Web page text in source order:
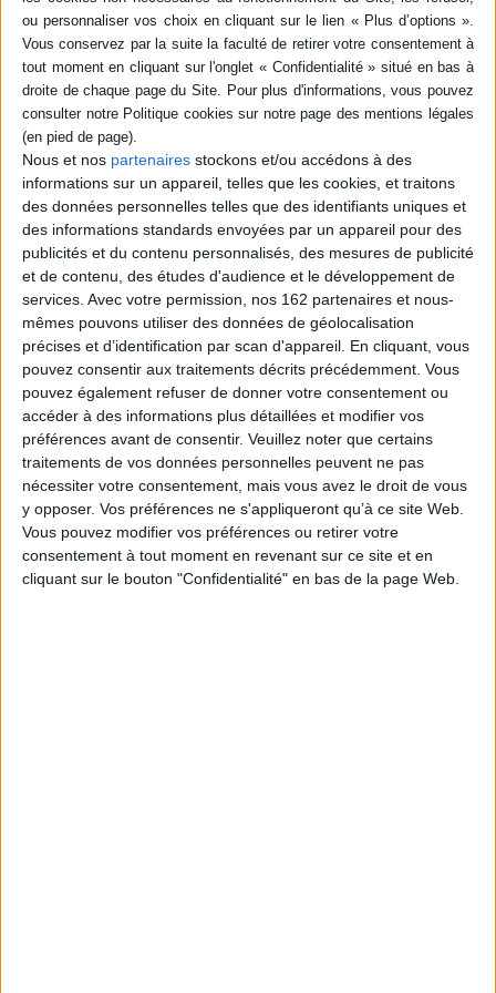
Nous et nos partenaires stockons et/ou accédons à des
informations sur un appareil, telles que les cookies, et traitons
des données personnelles telles que des identifiants uniques et
des informations standards envoyées par un appareil pour des
publicités et du contenu personnalisés, des mesures de publicité
et de contenu, des études d'audience et le développement de
services. Avec votre permission, nos 162 partenaires et nous-
mêmes pouvons utiliser des données de géolocalisation
précises et d’identification par scan d'appareil. En cliquant, vous
pouvez consentir aux traitements décrits précédemment. Vous
pouvez également refuser de donner votre consentement ou
accéder à des informations plus détaillées et modifier vos
préférences avant de consentir. Veuillez noter que certains
traitements de vos données personnelles peuvent ne pas
nécessiter votre consentement, mais vous avez le droit de vous
y opposer. Vos préférences ne s'appliqueront qu’à ce site Web.
Vous pouvez modifier vos préférences ou retirer votre
consentement à tout moment en revenant sur ce site et en
cliquant sur le bouton "Confidentialité" en bas de la page Web.
Résumé
Kaff Hard et Lepouce sont envoyés dans le passé pour retrouver le
maniaque qui a tenté de détruire la planète en la recouvrant de glace un
siècle plus tôt. ©Electre 2026
Paru le :06/03/2013
Thématique :BD générale Tout public
Auteur(s) :Auteur :Davide Cali Auteur (illustrateur) :Vincent Pianina
Éditeur(s) :
Sarbacane
Collection(s) :Non précisé.
Série(s) :10 petits insectes
ISBN : 978-2-84865-602-1
EAN13 : 9782848656021
Reliure :Cartonné
Hauteur: 30.0 cm / Largeur 22.0 cm
Épaisseur: 1.0 cm
Poids: 415 g